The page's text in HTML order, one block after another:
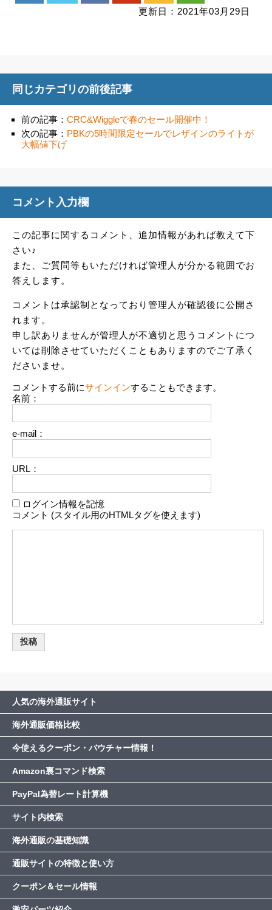
更新日：2021年03月29日
同じカテゴリの前後記事
前の記事： CRC&Wiggleで春のセール開催中！
次の記事： PBKの5時間限定セールでレザインのライトが
大幅値下げ
コメント入力欄
この記事に関するコメント、追加情報があれば教えて下
さい♪
また、ご質問等もいただければ管理人が分かる範囲でお
答えします。
コメントは承認制となっており管理人が確認後に公開さ
れます。
申し訳ありませんが管理人が不適切と思うコメントにつ
いては削除させていただくこともありますのでご了承く
ださいませ。
コメントする前にサインインすることもできます。
名前：
e-mail：
URL：
ログイン情報を記憶
コメント (スタイル用のHTMLタグを使えます)
人気の海外通販サイト
海外通販価格比較
今使えるクーポン・バウチャー情報！
Amazon裏コマンド検索
PayPal為替レート計算機
サイト内検索
海外通販の基礎知識
通販サイトの特徴と使い方
クーポン＆セール情報